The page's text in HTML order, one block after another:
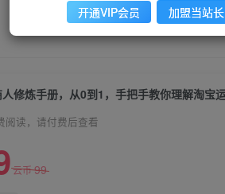
人修炼手册，从0到1，手把手教你理解淘宝
阅读，请付费后查看
云币99
开通VIP会员 加盟当站长